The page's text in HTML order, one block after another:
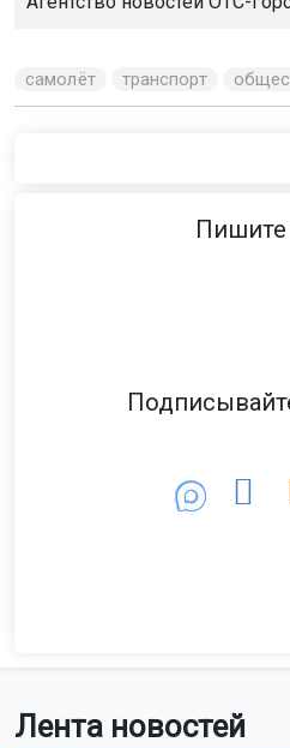
Лента новостей
самолёт транспорт
Пишите